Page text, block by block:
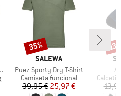
MARCA
SALEWA
Artículo
Puez Sporty Dry T-Shirt
Product group
Camiseta funcional
Precio
39,95 €Precio reducido
25,97 €
Descuento
35%